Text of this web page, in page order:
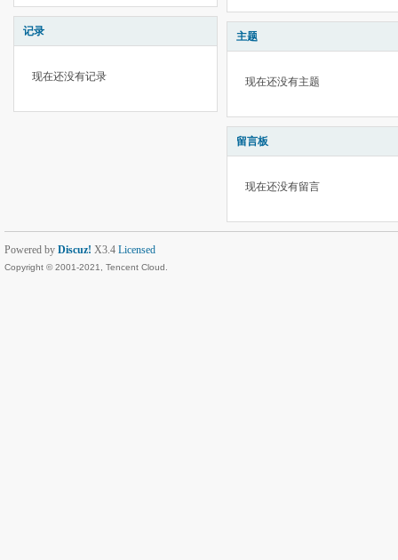
记录
现在还没有记录
主题
现在还没有主题
留言板
现在还没有留言
Powered by Discuz! X3.4 Licensed
Copyright © 2001-2021, Tencent Cloud.